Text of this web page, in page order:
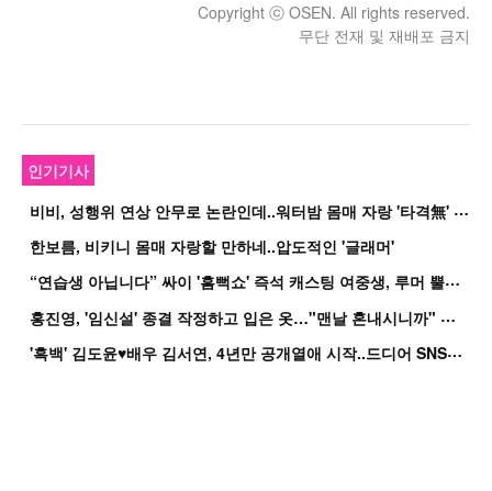
Copyright ⓒ OSEN. All rights reserved.
무단 전재 및 재배포 금지
인기기사
비
비, 성행위 연상 안무로 논란인데..워터밤 몸매 자랑 '타격無' 근황
한보름, 비키니 몸매 자랑할 만하네..압도적인 '글래머'
“
연습생 아닙니다” 싸이 '흠뻑쇼' 즉석 캐스팅 여중생, 루머 뿔났다[Oh!쎈 이...
홍
진영, '임신설' 종결 작정하고 입은 옷…"맨날 혼내시니까" 억울
'
흑백' 김도윤♥배우 김서연, 4년만 공개열애 시작..드디어 SNS에 노출 [핫피...